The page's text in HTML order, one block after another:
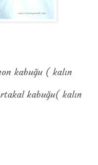
kabuğu ( kalın
kabuğu( kalın